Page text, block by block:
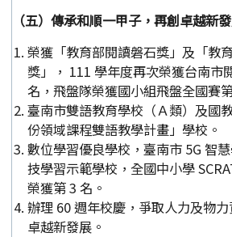
（五）傳承和順一甲子，再創卓越新
榮獲「教育部閱讀磐石獎」及「教
獎」， 111 學年度再次榮獲台南市
名，飛盤隊榮獲國小組飛盤全國賽
臺南市雙語教育學校（Ａ類）及國
份領域課程雙語教學計畫」學校。
數位學習優良學校，臺南市 5G 智
技學習示範學校，全國中小學
榮獲第 3 名。
辦理 60 週年校慶，爭取人力及物
卓越新發展。